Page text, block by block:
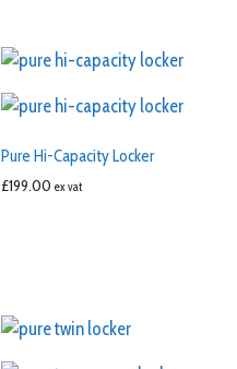
Pure Hi-Capacity Locker
£199.00 ex vat